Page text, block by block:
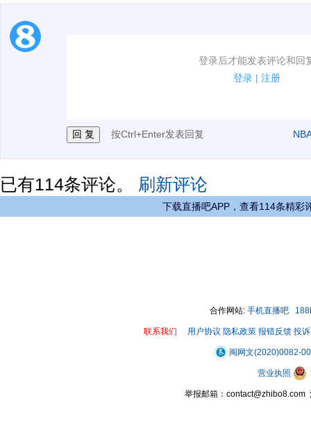
登录后才能发表评论和回
登录 | 注册
1.电脑端新用户可以发表评论了！
按Ctrl+Enter发表回复
已有114条评论。 刷新评论
下载直播吧APP，查看114条精彩
合作网站: 手机直播吧
联系我们 用户协议 隐私政策 报错反馈 投
闽网文(2020)0082-
营业执照
举报邮箱：